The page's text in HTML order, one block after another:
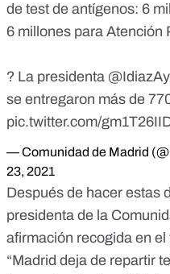
de test de antígenos: 6
6 millones para Atención
? La presidenta
se entregaron más de
pic.twitter.com/
— Comunidad de Madrid
23, 2021
Después de hacer estas
presidenta de la
afirmación recogida en el
“Madrid deja de repartir